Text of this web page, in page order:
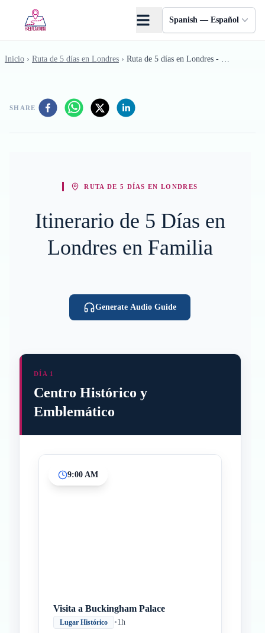
Spanish — Español
Inicio › Ruta de 5 días en Londres › Ruta de 5 días en Londres - Febrero
SHARE
RUTA DE 5 DÍAS EN LONDRES
Itinerario de 5 Días en
Londres en Familia
Generate Audio Guide
DÍA 1
Centro Histórico y
Emblemático
9:00 AM
Visita a Buckingham Palace
Lugar Histórico •1h